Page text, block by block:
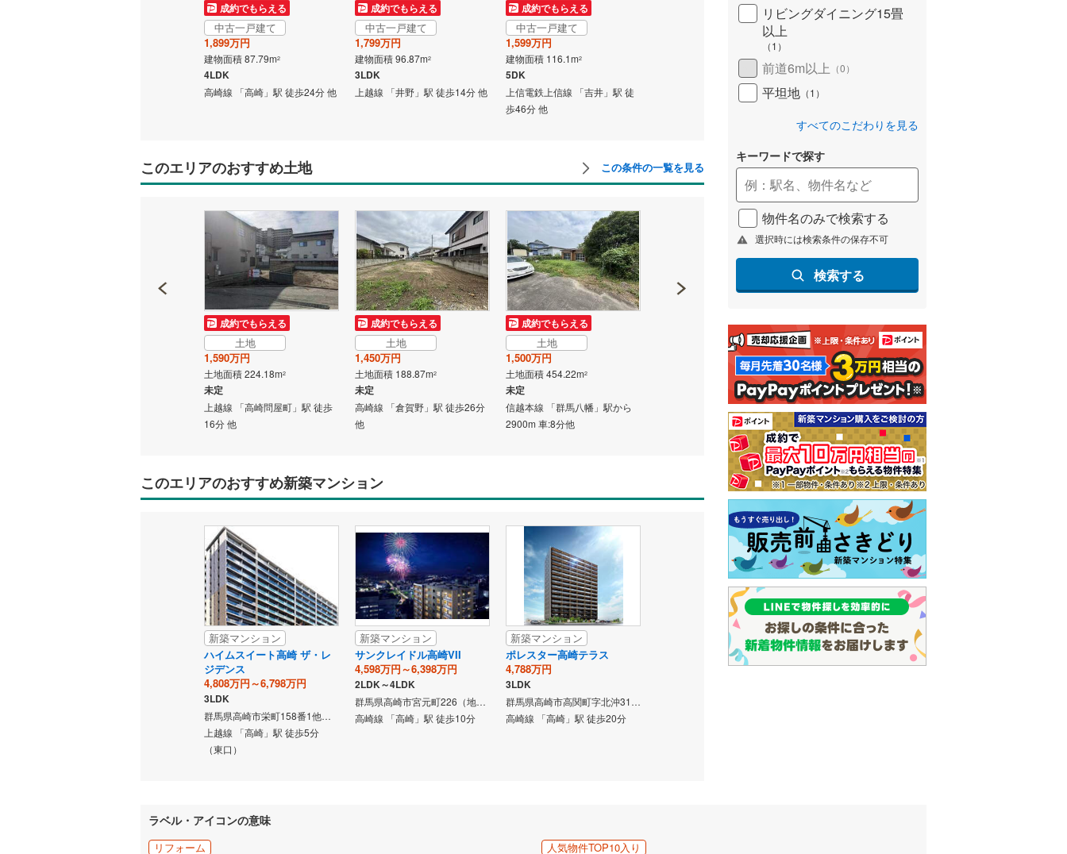
成約でもらえる
中古一戸建て
1,899万円
建物面積 87.79m2
4LDK
高崎線 「高崎」駅 徒歩24分 他
成約でもらえる
中古一戸建て
1,799万円
建物面積 96.87m2
3LDK
上越線 「井野」駅 徒歩14分 他
成約でもらえる
中古一戸建て
1,599万円
建物面積 116.1m2
5DK
上信電鉄上信線 「吉井」駅 徒
歩46分 他
八高線 「倉賀野」駅 徒歩75分
成約でもらえる
6SLDK
上越線 「井野」駅 徒歩48分 他
このエリアのおすすめ土地 この条件の一覧を見る
成約でもらえる
土地
1,590万円
土地面積 224.18m2
未定
上越線 「高崎問屋町」駅 徒歩
16分 他
成約でもらえる
土地
1,450万円
土地面積 188.87m2
未定
高崎線 「倉賀野」駅 徒歩26分
他
成約でもらえる
土地
1,500万円
土地面積 454.22m2
未定
信越本線 「群馬八幡」駅から
2900m 車:8分他
成約でもらえる
上越新幹線 「高崎」駅 徒歩12
土地
9,900万円
土地面積 1845.19m
未定
上信電鉄上信線 「南高崎」駅
徒歩23分 他
このエリアのおすすめ新築マンション
新築マンション
ハイムスイート高崎 ザ・レ
ジデンス
4,808万円～6,798万円
3LDK
群馬県高崎市栄町158番1他（地番）
上越線 「高崎」駅 徒歩5分
（東口）
新築マンション
サンクレイドル高崎VII
4,598万円～6,398万円
2LDK～4LDK
群馬県高崎市宮元町226（地番）
高崎線 「高崎」駅 徒歩10分
新築マンション
ポレスター高崎テラス
4,788万円
3LDK
群馬県高崎市高関町字北沖317-4、318-1、326-1、327-1、328-1、329-1、329-5（従前地）、高崎都市計画事業城東土地区画整理事業120街区（仮換地）
高崎線 「高崎」駅 徒歩20分
リビングダイニング15畳
以上
（1 ）
前道6m以上 （0）
平坦地 （1 ）
すべてのこだわりを見る
キーワードで探す
物件名のみで検索する
選択時には検索条件の保存不可
検索する
ラベル・アイコンの意味
リフォーム 人気物件TOP10入り